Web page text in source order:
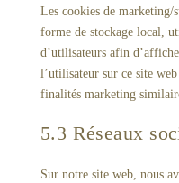
Les cookies de marketing/
forme de stockage local,
d’utilisateurs afin
l’utilisateur sur ce site
finalités marketing
5.3 Réseaux
Sur notre site web, nous